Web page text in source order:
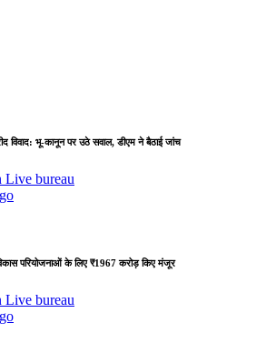
विवाद: भू-कानून पर उठे सवाल, डीएम ने बैठाई जांच
Live bureau
परियोजनाओं के लिए ₹1967 करोड़ किए मंजूर
Live bureau